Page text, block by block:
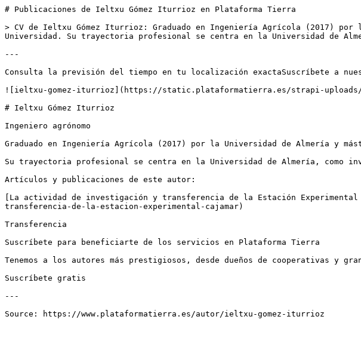
# Publicaciones de Ieltxu Gómez Iturrioz en Plataforma Tierra
> CV de Ieltxu Gómez Iturrioz: Graduado en Ingeniería Agrícola (2017) por
Universidad. Su trayectoria profesional se centra en la Universidad de
---
Consulta la previsión del tiempo en tu localización exactaSuscríbete a
![ieltxu-gomez-iturrioz](https://static.plataformatierra.es/strapi-uploads/
# Ieltxu Gómez Iturrioz
Ingeniero agrónomo
Graduado en Ingeniería Agrícola (2017) por la Universidad de Almería y
Su trayectoria profesional se centra en la Universidad de Almería, como
Artículos y publicaciones de este autor:
[La actividad de investigación y transferencia de la Estación
transferencia-de-la-estacion-experimental-cajamar)
Transferencia
Suscríbete para beneficiarte de los servicios en Plataforma Tierra
Tenemos a los autores más prestigiosos, desde dueños de cooperativas y
Suscríbete gratis
---